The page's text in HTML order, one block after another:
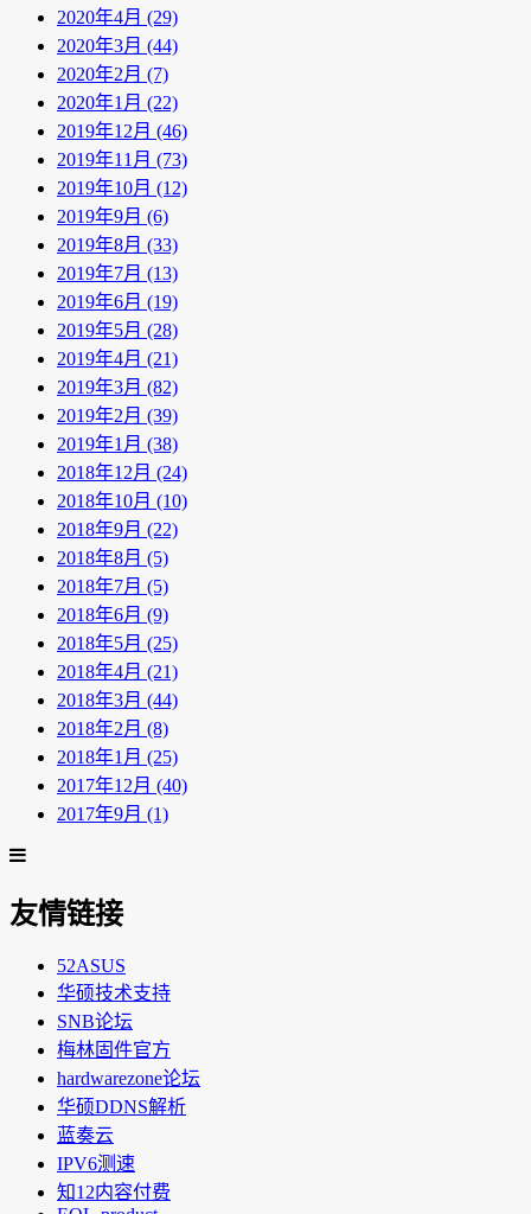
2020年4月 (29)
2020年3月 (44)
2020年2月 (7)
2020年1月 (22)
2019年12月 (46)
2019年11月 (73)
2019年10月 (12)
2019年9月 (6)
2019年8月 (33)
2019年7月 (13)
2019年6月 (19)
2019年5月 (28)
2019年4月 (21)
2019年3月 (82)
2019年2月 (39)
2019年1月 (38)
2018年12月 (24)
2018年10月 (10)
2018年9月 (22)
2018年8月 (5)
2018年7月 (5)
2018年6月 (9)
2018年5月 (25)
2018年4月 (21)
2018年3月 (44)
2018年2月 (8)
2018年1月 (25)
2017年12月 (40)
2017年9月 (1)
友情链接
52ASUS
华硕技术支持
SNB论坛
梅林固件官方
hardwarezone论坛
华硕DDNS解析
蓝奏云
IPV6测速
知12内容付费